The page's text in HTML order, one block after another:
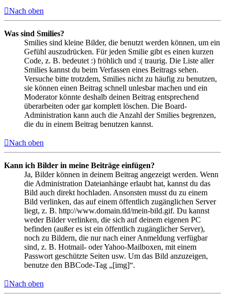
Nach oben
Was sind Smilies?
Smilies sind kleine Bilder, die benutzt werden können, um ein
Gefühl auszudrücken. Für jeden Smilie gibt es einen kurzen
Code, z. B. bedeutet :) fröhlich und :( traurig. Die Liste aller
Smilies kannst du beim Verfassen eines Beitrags sehen.
Versuche bitte trotzdem, Smilies nicht zu häufig zu benutzen,
sie können einen Beitrag schnell unlesbar machen und ein
Moderator könnte deshalb deinen Beitrag entsprechend
überarbeiten oder gar komplett löschen. Die Board-
Administration kann auch die Anzahl der Smilies begrenzen,
die du in einem Beitrag benutzen kannst.
Nach oben
Kann ich Bilder in meine Beiträge einfügen?
Ja, Bilder können in deinem Beitrag angezeigt werden. Wenn
die Administration Dateianhänge erlaubt hat, kannst du das
Bild auch direkt hochladen. Ansonsten musst du zu einem
Bild verlinken, das auf einem öffentlich zugänglichen Server
liegt, z. B. http://www.domain.tld/mein-bild.gif. Du kannst
weder Bilder verlinken, die sich auf deinem eigenen PC
befinden (außer es ist ein öffentlich zugänglicher Server),
noch zu Bildern, die nur nach einer Anmeldung verfügbar
sind, z. B. Hotmail- oder Yahoo-Mailboxen, mit einem
Passwort geschützte Seiten usw. Um das Bild anzuzeigen,
benutze den BBCode-Tag „[img]“.
Nach oben